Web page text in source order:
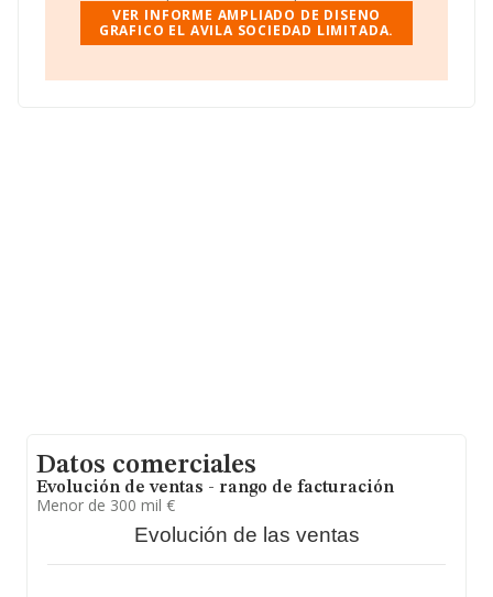
Avenida Cid núm. 111 Plt 41, (46014), Valencia,
Comunidad Valenciana.
empresas pertenecientes al sector, la facturación en el
VER INFORME AMPLIADO DE DISENO
GRAFICO EL AVILA SOCIEDAD LIMITADA.
Datos comerciales
Evolución de ventas - rango de facturación
Menor de 300 mil €
Evolución de las ventas